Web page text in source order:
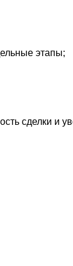
этапы;
сделки и